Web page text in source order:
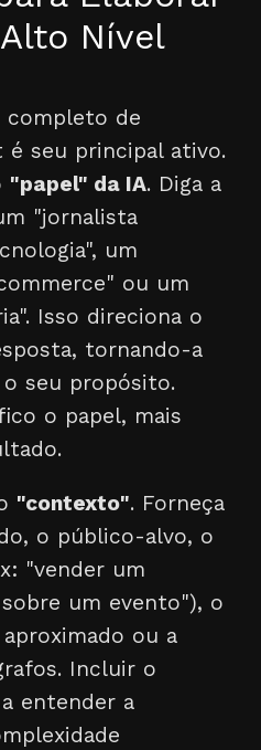
Nível
completo de
seu principal ativo.
"papel" da IA. Diga a
"jornalista
um
ou um
Isso direciona o
tornando-a
o seu propósito.
o papel, mais
"contexto". Forneça
o público-alvo, o
"vender um
um evento"), o
ou a
Incluir o
entender a